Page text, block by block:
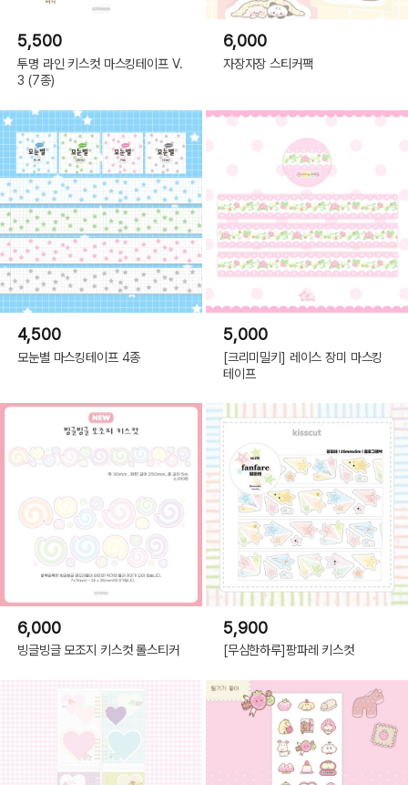
5,500
투명 라인 키스컷 마스킹테이프 V.
3 (7종)
6,000
자장자장 스티커팩
4,500
모눈별 마스킹테이프 4종
5,000
[크리미밀키] 레이스 장미 마스킹
테이프
6,000
빙글빙글 모조지 키스컷 롤스티커
5,900
[무심한하루]팡파레 키스컷